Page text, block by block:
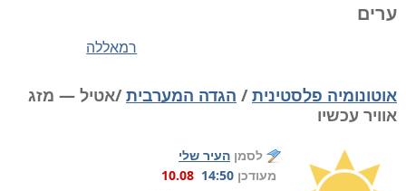
ערים
רמאללה
אוטונומיה פלסטינית/ הגדה המערבית/אטיל — מזג
אוויר עכשיו
לסמן העיר שלי
מעודכן 14:50
10.08